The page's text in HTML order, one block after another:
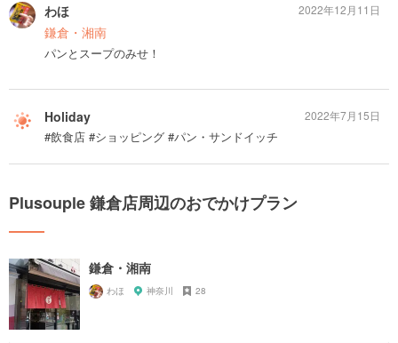
わほ
鎌倉・湘南
パンとスープのみせ！
2022年12月11日
Holiday
#飲食店 #ショッピング #パン・サンドイッチ
2022年7月15日
Plusouple 鎌倉店周辺のおでかけプラン
鎌倉・湘南
わほ 神奈川 28